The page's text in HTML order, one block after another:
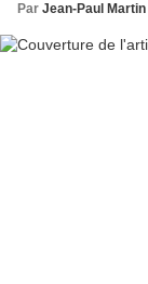
Par Jean-Paul Martin